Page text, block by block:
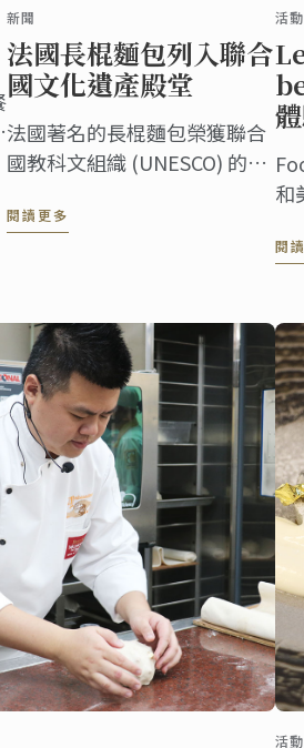
新聞
法國長棍麵包列入聯合
國文化遺產殿堂
法國著名的長棍麵包榮獲聯合
國教科文組織 (UNESCO) 的文
外皮硬、中間軟的特色，是法
閱讀更多
活
和
提
閱
活